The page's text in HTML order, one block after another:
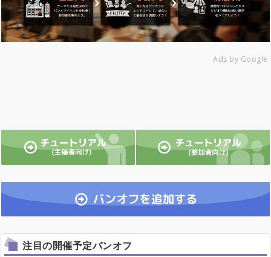
Ads by Google
注目の開催予定バンオフ